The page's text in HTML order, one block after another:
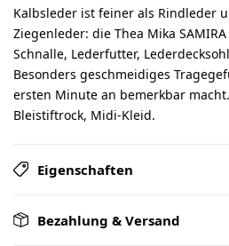
Kalbsleder ist feiner als Rindleder
Ziegenleder: die Thea Mika
Schnalle, Lederfutter,
Besonders geschmeidiges
ersten Minute an bemerkbar
Bleistiftrock, Midi-Kleid.
Eigenschaften
Bezahlung & Versand